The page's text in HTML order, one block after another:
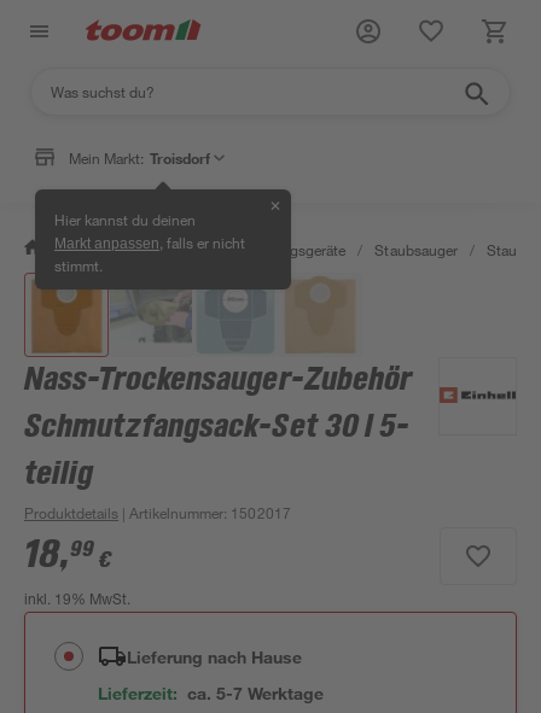
Mein Markt: Troisdorf
Hier kannst du deinen
Markt anpassen , falls er nicht
stimmt.
✕
/ Wohnen & Haushalt / Reinigungsgeräte / Staubsauger /
Nass-Trockensauger-Zubehör
Schmutzfangsack-Set 30 l 5-
teilig
Produktdetails | Artikelnummer: 1502017
18,99 €
inkl. 19% MwSt.
Lieferung nach Hause
Lieferzeit: ca. 5-7 Werktage